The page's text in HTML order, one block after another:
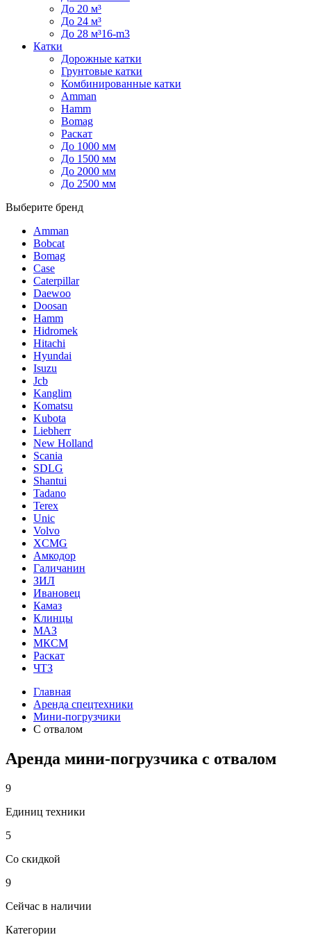
До 20 м³
До 24 м³
До 28 м³16-m3
Катки
Дорожные катки
Грунтовые катки
Комбинированные катки
Amman
Hamm
Bomag
Раскат
До 1000 мм
До 1500 мм
До 2000 мм
До 2500 мм
Выберите бренд
Amman
Bobcat
Bomag
Case
Caterpillar
Daewoo
Doosan
Hamm
Hidromek
Hitachi
Hyundai
Isuzu
Jcb
Kanglim
Komatsu
Kubota
Liebherr
New Holland
Scania
SDLG
Shantui
Tadano
Terex
Unic
Volvo
XCMG
Амкодор
Галичанин
ЗИЛ
Ивановец
Камаз
Клинцы
МАЗ
МКСМ
Раскат
ЧТЗ
Главная
Аренда спецтехники
Мини-погрузчики
С отвалом
Аренда мини-погрузчика с отвалом
9
Единиц техники
5
Со скидкой
9
Сейчас в наличии
Категории